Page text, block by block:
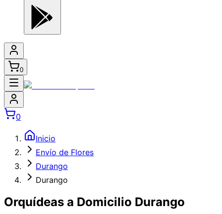
0
0
Inicio
Envío de Flores
Durango
Durango
Orquídeas a Domicilio Durango